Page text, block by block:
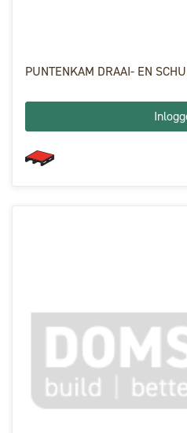
PUNTENKAM DRAAI- EN